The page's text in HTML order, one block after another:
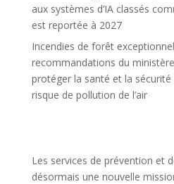
aux systèmes d’IA classés
est reportée à 2027
Incendies de forêt
recommandations du
protéger la santé et la sécurité
risque de pollution de l’air
Les services de prévention et
désormais une nouvelle